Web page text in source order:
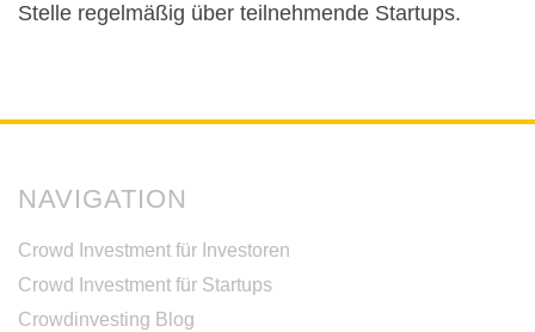
Stelle regelmäßig über teilnehmende Startups.
NAVIGATION
Crowd Investment für Investoren
Crowd Investment für Startups
Crowdinvesting Blog